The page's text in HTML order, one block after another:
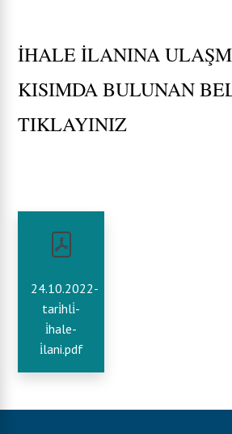
İHALE İLANINA
KISIMDA BULUNAN
TIKLAYINIZ
24.10.2022-
tari̇hli̇-
i̇hale-
i̇lani.pdf